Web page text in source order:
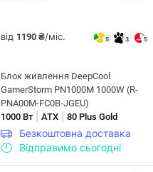
від 1190 ₴/міс. 5 3 5
Блок живлення DeepCool
GamerStorm PN1000M 1000W (R-
PNA00M-FC0B-JGEU)
1000 Вт| ATX 80 Plus Gold
Безкоштовна доставка
Відправимо сьогодні